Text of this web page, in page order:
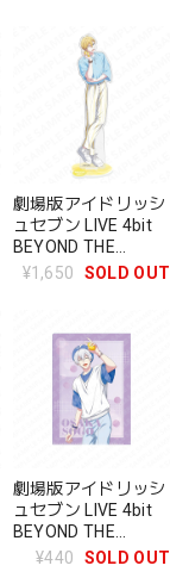
劇場版アイドリッシ
ュセブン LIVE 4bit
BEYOND THE
PERiOD アクリルス
¥1,650 SOLD OUT
劇場版アイドリッシ
ュセブン LIVE 4bit
BEYOND THE
PERiOD クリアファ
¥440 SOLD OUT